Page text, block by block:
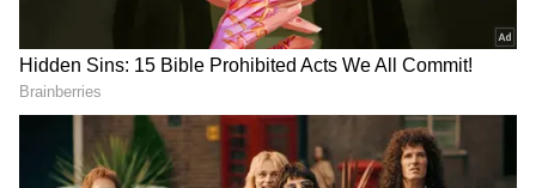
పెంచేస్తున్నారు. సురేఖా వాణి లేటెస్ట్ ఫోటోలు నెటిజెన్స్ కి
కునుకు లేకుండా చేస్తున్నాయి. బాగా
డిస్టర్బ్ అవుతూ దారుణ కామెంట్స్ పోస్ట్ చేస్తున్నారు.